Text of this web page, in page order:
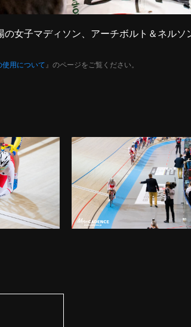
の女子マディソン、アーチボルト＆ネル
使用について 』のページをご覧ください。